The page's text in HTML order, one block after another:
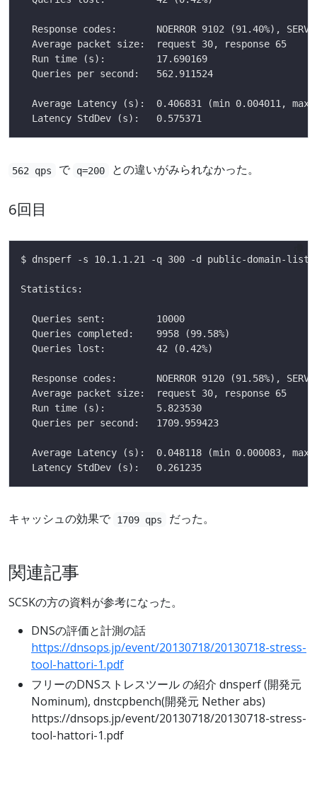
562 qps で q=200 との違いがみられなかった。
6回目
キャッシュの効果で 1709 qps だった。
関連記事
SCSKの方の資料が参考になった。
DNSの評価と計測の話
https://dnsops.jp/event/20130718/20130718-stress-
tool-hattori-1.pdf
フリーのDNSストレスツール の紹介 dnsperf (開発元
Nominum), dnstcpbench(開発元 Nether abs)
https://dnsops.jp/event/20130718/20130718-stress-
tool-hattori-1.pdf